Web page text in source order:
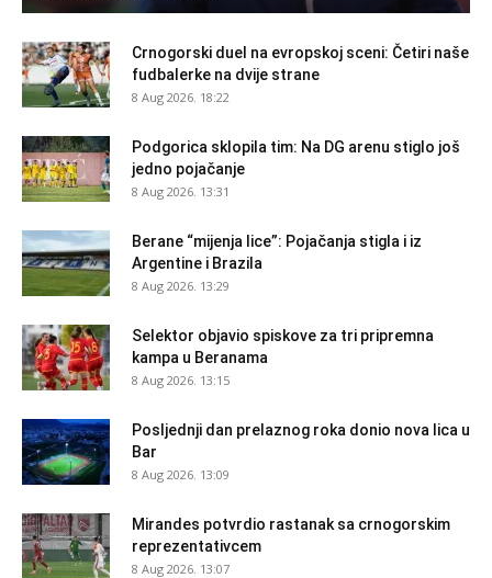
Crnogorski duel na evropskoj sceni: Četiri naše
fudbalerke na dvije strane
8 Aug 2026. 18:22
Podgorica sklopila tim: Na DG arenu stiglo još
jedno pojačanje
8 Aug 2026. 13:31
Berane “mijenja lice”: Pojačanja stigla i iz
Argentine i Brazila
8 Aug 2026. 13:29
Selektor objavio spiskove za tri pripremna
kampa u Beranama
8 Aug 2026. 13:15
Posljednji dan prelaznog roka donio nova lica u
Bar
8 Aug 2026. 13:09
Mirandes potvrdio rastanak sa crnogorskim
reprezentativcem
8 Aug 2026. 13:07